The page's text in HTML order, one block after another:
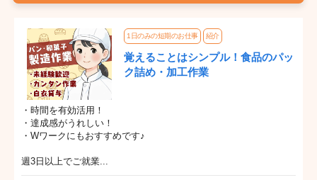
1日のみの短期のお仕事 紹介
覚えることはシンプル！食品のパッ
ク詰め・加工作業
・時間を有効活用！
・達成感がうれしい！
・Wワークにもおすすめです♪
週3日以上でご就業...